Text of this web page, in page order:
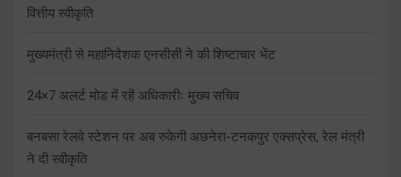
वित्तीय स्वीकृति
मुख्यमंत्री से महानिदेशक एनसीसी ने की शिष्टाचार भेंट
24×7 अलर्ट मोड में रहें अधिकारीः मुख्य सचिव
बनबसा रेलवे स्टेशन पर अब रुकेगी अछनेरा-टनकपुर एक्सप्रेस, रेल मंत्री
ने दी स्वीकृति